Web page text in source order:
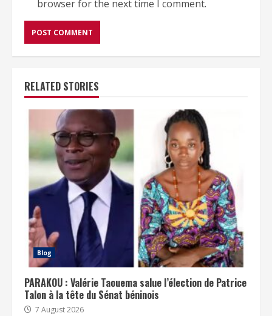
browser for the next time I comment.
RELATED STORIES
Blog
PARAKOU : Valérie Taouema salue l’élection de Patrice
Talon à la tête du Sénat béninois
7 August 2026